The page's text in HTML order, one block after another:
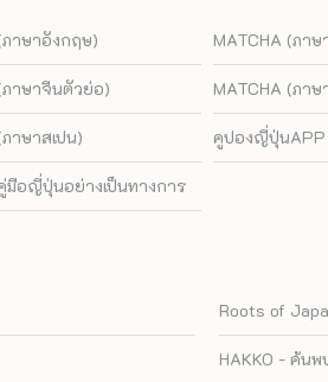
ภาษาอังกฤษ) MATCHA (ภา
ภาษาจีนตัวย่อ) MATCHA (ภาษ
าษาสเปน) คูปองญี่ปุ่นAPP
มือญี่ปุ่นอย่างเป็นทางการ
Roots of
HAKKO - ค้น